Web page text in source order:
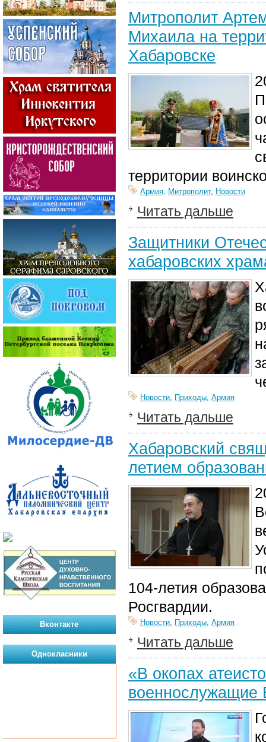
Митрополит
Михаила на
Хабаровске
территории
Армия, Митрополит, Новости
Читать дальше
Защитники
хабаровских
Новости, Приходы, Армия
Читать дальше
Хабаровский
летием
104-летия
Росгвардии.
Новости, Приходы, Армия
Читать дальше
«В окопах
военнослужащие
Вконтакте
Однокласники